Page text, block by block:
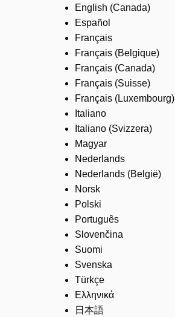
English (Canada)
Español
Français
Français (Belgique)
Français (Canada)
Français (Suisse)
Français (Luxembourg)
Italiano
Italiano (Svizzera)
Magyar
Nederlands
Nederlands (België)
Norsk
Polski
Português
Slovenčina
Suomi
Svenska
Türkçe
Ελληνικά
日本語